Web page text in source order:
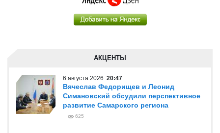
АКЦЕНТЫ
6 августа 2026 20:47
Вячеслав Федорищев и Леонид
Симановский обсудили перспективное
развитие Самарского региона
625